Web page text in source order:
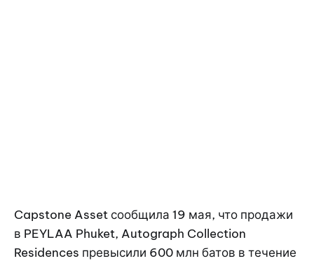
Capstone Asset сообщила 19 мая, что продажи
в PEYLAA Phuket, Autograph Collection
Residences превысили 600 млн батов в течение